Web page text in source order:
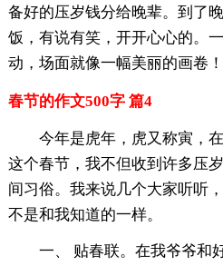
备好的压岁钱分给晚辈。到了
饭，有说有笑，开开心心的。
动，场面就像一幅美丽的画卷！
春节的作文500字 篇4
今年是虎年，虎又称寅，
这个春节，我不但收到许多压
间习俗。我来说几个大家听听
不是和我知道的一样。
一、 贴春联。在我爷爷和